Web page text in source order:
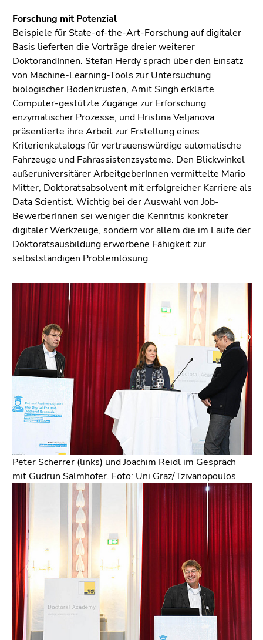
Forschung mit Potenzial
Beispiele für State-of-the-Art-Forschung auf digitaler
Basis lieferten die Vorträge dreier weiterer
DoktorandInnen. Stefan Herdy sprach über den Einsatz
von Machine-Learning-Tools zur Untersuchung
biologischer Bodenkrusten, Amit Singh erklärte
Computer-gestützte Zugänge zur Erforschung
enzymatischer Prozesse, und Hristina Veljanova
präsentierte ihre Arbeit zur Erstellung eines
Kriterienkatalogs für vertrauenswürdige automatische
Fahrzeuge und Fahrassistenzsysteme. Den Blickwinkel
außeruniversitärer ArbeitgeberInnen vermittelte Mario
Mitter, Doktoratsabsolvent mit erfolgreicher Karriere als
Data Scientist. Wichtig bei der Auswahl von Job-
BewerberInnen sei weniger die Kenntnis konkreter
digitaler Werkzeuge, sondern vor allem die im Laufe der
Doktoratsausbildung erworbene Fähigkeit zur
selbstständigen Problemlösung.
Peter Scherrer (links) und Joachim Reidl im Gespräch
mit Gudrun Salmhofer. Foto: Uni Graz/Tzivanopoulos